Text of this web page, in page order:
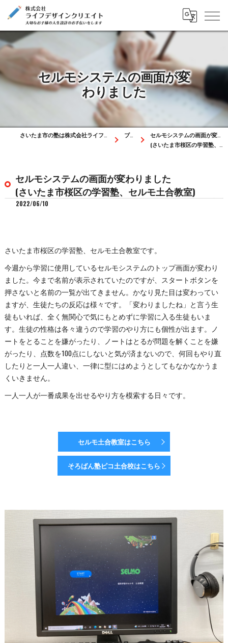
セルモシステムの画面が変
わりました
ブログ
セルモシステムの画面が変わりました
(さいたま市桜区の学習塾、セルモ土合教室)
セルモシステムの画面が変わりました
(さいたま市桜区の学習塾、セルモ土合教室)
2022/06/10
さいたま市桜区の学習塾、セルモ土合教室です。
今週から学習に使用しているセルモシステムのトップ画面が変わり
ました。今まで名前が表示されていたのですが、スタートボタンを
押さないと名前の一覧が出てきません。かなり見た目は変わってい
ますが、生徒たちの反応は様々です。「変わりましたね」と言う生
徒もいれば、全く無関心で気にもとめずに学習に入る生徒もいま
す。生徒の性格は各々違うので学習のやり方にも個性が出ます。ノ
ートをとることを嫌がったり、ノートはとるが問題を解くことを嫌
がったり、点数を100点にしないと気が済まないので、何回もやり直
したりと一人一人違い、一律に型にはめようとしてもなかなかうま
くいきません。
一人一人が一番成果を出せるやり方を模索する日々です。
セルモ土合教室はこちら
そろばん塾ピコ土合校はこちら